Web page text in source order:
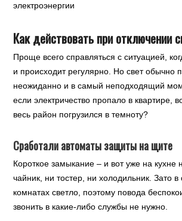
электроэнергии
Как действовать при отключении
Проще всего справляться с ситуацией,
и происходит регулярно. Но свет обычно
неожиданно и в самый неподходящий
если электричество пропало в квартире,
весь район погрузился в темноту?
Сработали автоматы защиты на щите
Короткое замыкание – и вот уже на кухне
чайник, ни тостер, ни холодильник. Зато в
комнатах светло, поэтому повода
звонить в какие-либо службы не нужно.